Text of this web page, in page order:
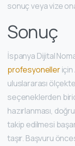
sonuç veya vize
Sonuç
İspanya Dijital
profesyonelleriçin
uluslararası
seçeneklerden
hazırlanması,
takip edilmesi
taşır. Başvuru